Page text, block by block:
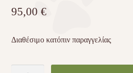
95,00 €
Διαθέσιμο κατόπιν παραγγελίας